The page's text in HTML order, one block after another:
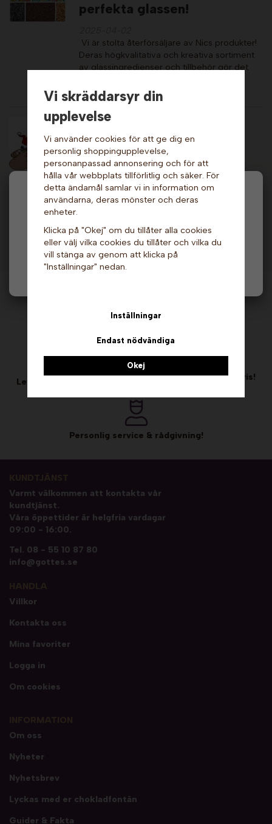
Hej och välkommen till Gottes!
moms) eller företag (exkl. moms) för hur våra priser
ska visas.
Privat
perfekta glassen!
Vi är stolta återförsäljare av Nics produkter!
Deras högkvalitativa och kreativa sortiment
av glassingredienser och tillbehör gör det
Läs mer
Leveranstider till jul och
nyår.
2024-12-01
Vi skickar våra paket med DHL.Till de flesta
orter i Sverige är sista beställningstid
torsdag den 22:a klockan 13:00 för leverans
Läs mer
Fri frakt vid köp över 1999 kr!
Leveranstid 1-2 vardagar! Kalasgott till kalaspris!
Personlig service & rådgivning!
Varmt välkommen att kontakta vår
kundtjänst.
Våra öppettider är helgfria vardagar
09:00 - 16:00.
Tel. 08 - 55 10 87 80
info@gottes.se
Villkor
Kontakta oss
Mina favoriter
Logga in
Om cookies
Om oss
Nyheter
Nyhetsbrev
Lyckas med er chokladfontän
Guider & Fakta
Vi skräddarsyr din
upplevelse
Vi använder cookies för att ge dig en
personlig shoppingupplevelse,
personanpassad annonsering och för att
hålla vår webbplats tillförlitlig och säker. För
detta ändamål samlar vi in information om
användarna, deras mönster och deras
enheter.
Klicka på "Okej" om du tillåter alla cookies
eller välj vilka cookies du tillåter och vilka du
vill stänga av genom att klicka på
"Inställningar" nedan.
Inställningar
Endast nödvändiga
Okej